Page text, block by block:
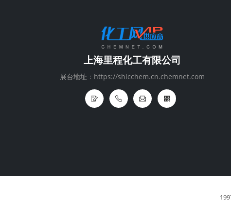
上海里程化工有限公司
展台地址：https://shlcchem.cn.chemnet.com